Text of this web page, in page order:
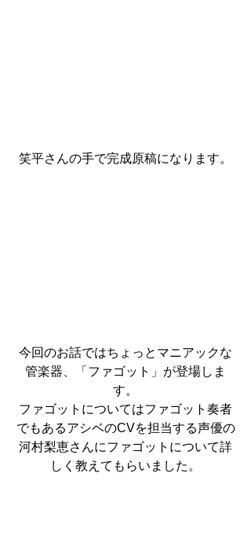
笑平さんの手で完成原稿になります。
今回のお話ではちょっとマニアックな
管楽器、「ファゴット」が登場しま
す。
ファゴットについてはファゴット奏者
でもあるアシベのCVを担当する声優の
河村梨恵さんにファゴットについて詳
しく教えてもらいました。